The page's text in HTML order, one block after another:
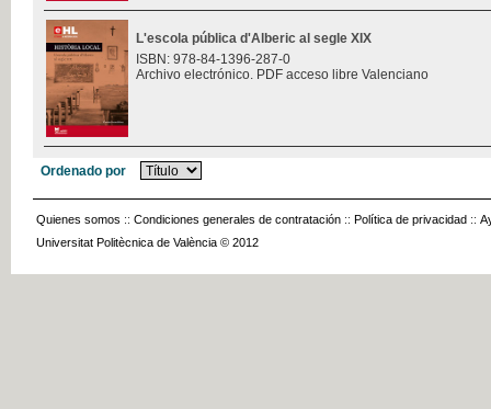
L'escola pública d'Alberic al segle XIX
ISBN: 978-84-1396-287-0
Archivo electrónico. PDF acceso libre Valenciano
Ordenado por
Quienes somos :: Condiciones generales de contratación :: Política de privacidad ::
Universitat Politècnica de València © 2012